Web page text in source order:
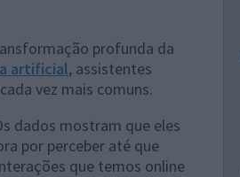
profunda da
artificial, assistentes
vez mais comuns.
dados mostram que eles
por perceber até que
que temos online